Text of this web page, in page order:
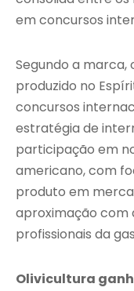
em concursos
Segundo a marca,
produzido no
concursos
estratégia de
participação em
americano, com
produto em
aproximação com
profissionais da
Olivicultura